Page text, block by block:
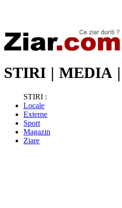
STIRI | MEDIA |
STIRI :
Locale
Externe
Sport
Magazin
Ziare